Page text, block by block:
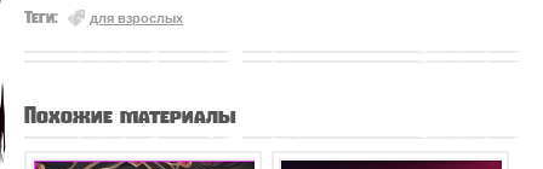
Теги: для взрослых
Похожие материалы